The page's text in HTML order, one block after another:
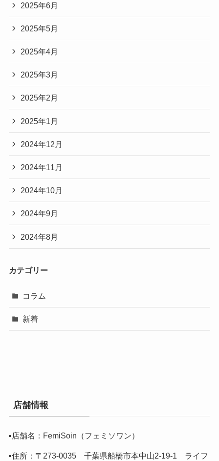
2025年6月
2025年5月
2025年4月
2025年3月
2025年2月
2025年1月
2024年12月
2024年11月
2024年10月
2024年9月
2024年8月
カテゴリー
コラム
新着
店舗情報
▪️店舗名：FemiSoin（フェミソワン）
▪️住所：〒273-0035 千葉県船橋市本中山2-19-1 ライフ